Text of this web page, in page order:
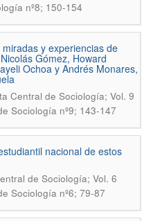
nº8; 150-154
y experiencias de
Gómez, Howard
Ochoa y Andrés Monares,
Central de Sociología; Vol. 9
Sociología nº9; 143-147
nacional de estos
de Sociología; Vol. 6
Sociología nº6; 79-87